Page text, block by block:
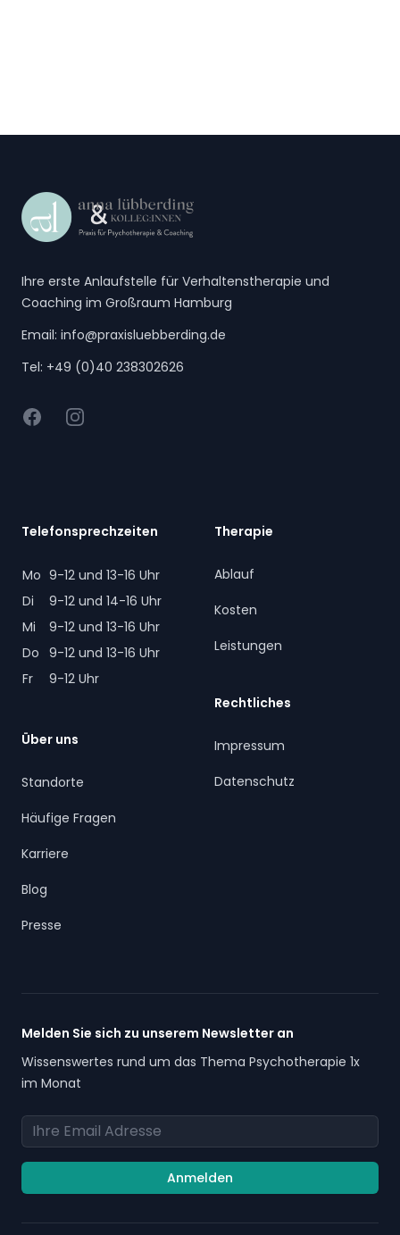
Ihre erste Anlaufstelle für Verhaltenstherapie und
Coaching im Großraum Hamburg
Email: info@praxisluebberding.de
Tel: +49 (0)40 238302626
FacebookInstagram
Telefonsprechzeiten
Mo 9-12 und 13-16 Uhr
Di
9-12 und 14-16 Uhr
Mi
9-12 und 13-16 Uhr
Do 9-12 und 13-16 Uhr
Fr
9-12 Uhr
Über uns
Standorte
Häufige Fragen
Karriere
Blog
Presse
Therapie
Ablauf
Kosten
Leistungen
Rechtliches
Impressum
Datenschutz
Melden Sie sich zu unserem Newsletter an
Wissenswertes rund um das Thema Psychotherapie 1x
im Monat
Email Adresse
Anmelden